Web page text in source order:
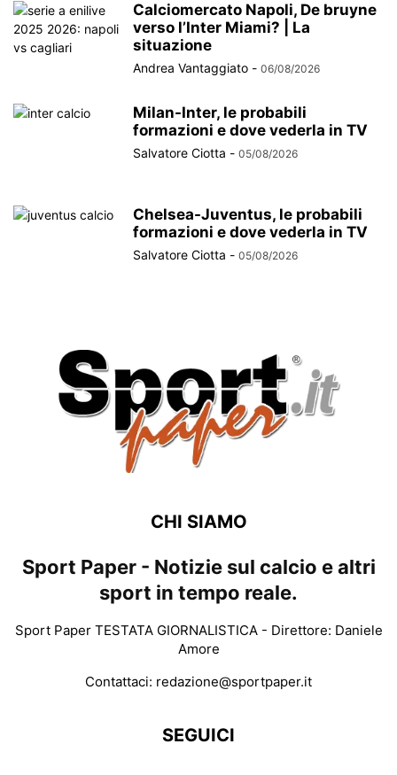
Calciomercato Napoli, De bruyne
verso l’Inter Miami? | La
situazione
Andrea Vantaggiato - 06/08/2026
Milan-Inter, le probabili
formazioni e dove vederla in TV
Salvatore Ciotta - 05/08/2026
Chelsea-Juventus, le probabili
formazioni e dove vederla in TV
Salvatore Ciotta - 05/08/2026
CHI SIAMO
Sport Paper - Notizie sul calcio e altri
sport in tempo reale.
Sport Paper TESTATA GIORNALISTICA - Direttore: Daniele
Amore
Contattaci: redazione@sportpaper.it
SEGUICI